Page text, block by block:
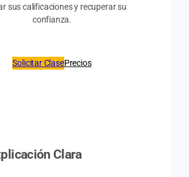
sus calificaciones y recuperar su
confianza.
Solicitar ClasePrecios
Clara